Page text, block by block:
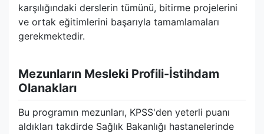
karşılığındaki derslerin tümünü, bitirme projelerini
ve ortak eğitimlerini başarıyla tamamlamaları
gerekmektedir.
Mezunların Mesleki Profili-İstihdam
Olanakları
Bu programın mezunları, KPSS'den yeterli puanı
aldıkları takdirde Sağlık Bakanlığı hastanelerinde